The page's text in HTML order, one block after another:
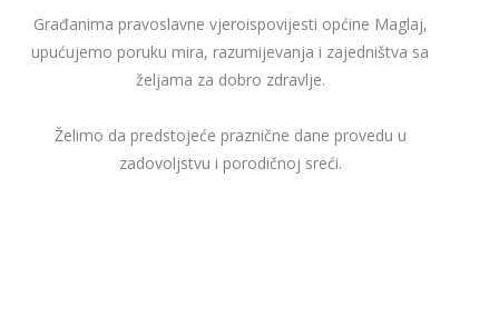
Građanima pravoslavne vjeroispovijesti općine Maglaj,
upućujemo poruku mira, razumijevanja i zajedništva sa
željama za dobro zdravlje.
Želimo da predstojeće praznične dane provedu u
zadovoljstvu i porodičnoj sreći.